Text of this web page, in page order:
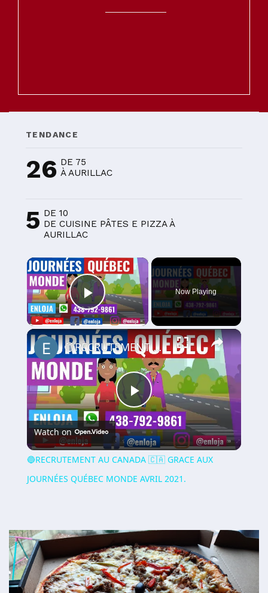
TENDANCE
26 DE 75
À AURILLAC
5 DE 10
DE CUISINE PÂTES E PIZZA À
AURILLAC
×
Play Video
Now Playing
×
Play
Video
🔵RECRUTEMENT AU CANADA 🇨🇦 GRACE AUX JOURNÉES QUÉBEC MONDE AVRIL 2021.
Watch on
🔵RECRUTEMENT AU CANADA 🇨🇦 GRACE AUX
JOURNÉES QUÉBEC MONDE AVRIL 2021.